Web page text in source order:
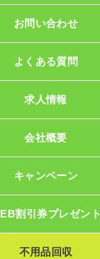
お問い合わせ
よくある質問
求人情報
会社概要
キャンペーン
割引券プレゼント
不用品回収